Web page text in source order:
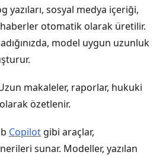
yazıları, sosyal medya içeriği,
haberler otomatik olarak üretilir.
model uygun uzunluk
makaleler, raporlar, hukuki
özetlenir.
Copilot gibi araçlar,
sunar. Modeller, yazılan